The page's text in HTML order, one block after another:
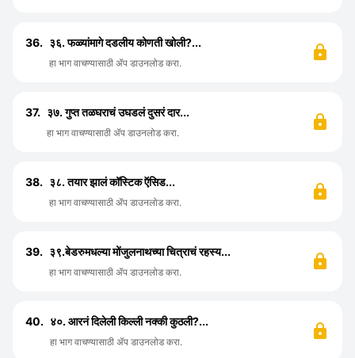
36. ३६. फळ्यांमागे दडलीय कोणती खोली?...
हा भाग वाचण्यासाठी ॲप डाउनलोड करा.
37. ३७. गुप्त तळघराचं उघडलं दुसरं दार...
हा भाग वाचण्यासाठी ॲप डाउनलोड करा.
38. ३८. तयार झालं कॉस्टिक ऍसिड...
हा भाग वाचण्यासाठी ॲप डाउनलोड करा.
39. ३९.बेडरुमधल्या मोंजुलनाथच्या चित्राचं रहस्य...
हा भाग वाचण्यासाठी ॲप डाउनलोड करा.
40. ४०. आरनं दिलेली किल्ली नक्की कुठली?...
हा भाग वाचण्यासाठी ॲप डाउनलोड करा.